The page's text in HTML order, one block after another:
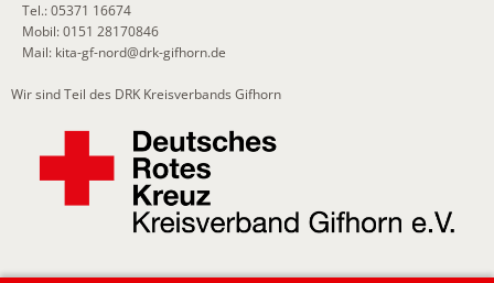
Tel.: 05371 16674
Mobil: 0151 28170846
Mail: kita-gf-nord@drk-gifhorn.de
Wir sind Teil des DRK Kreisverbands Gifhorn